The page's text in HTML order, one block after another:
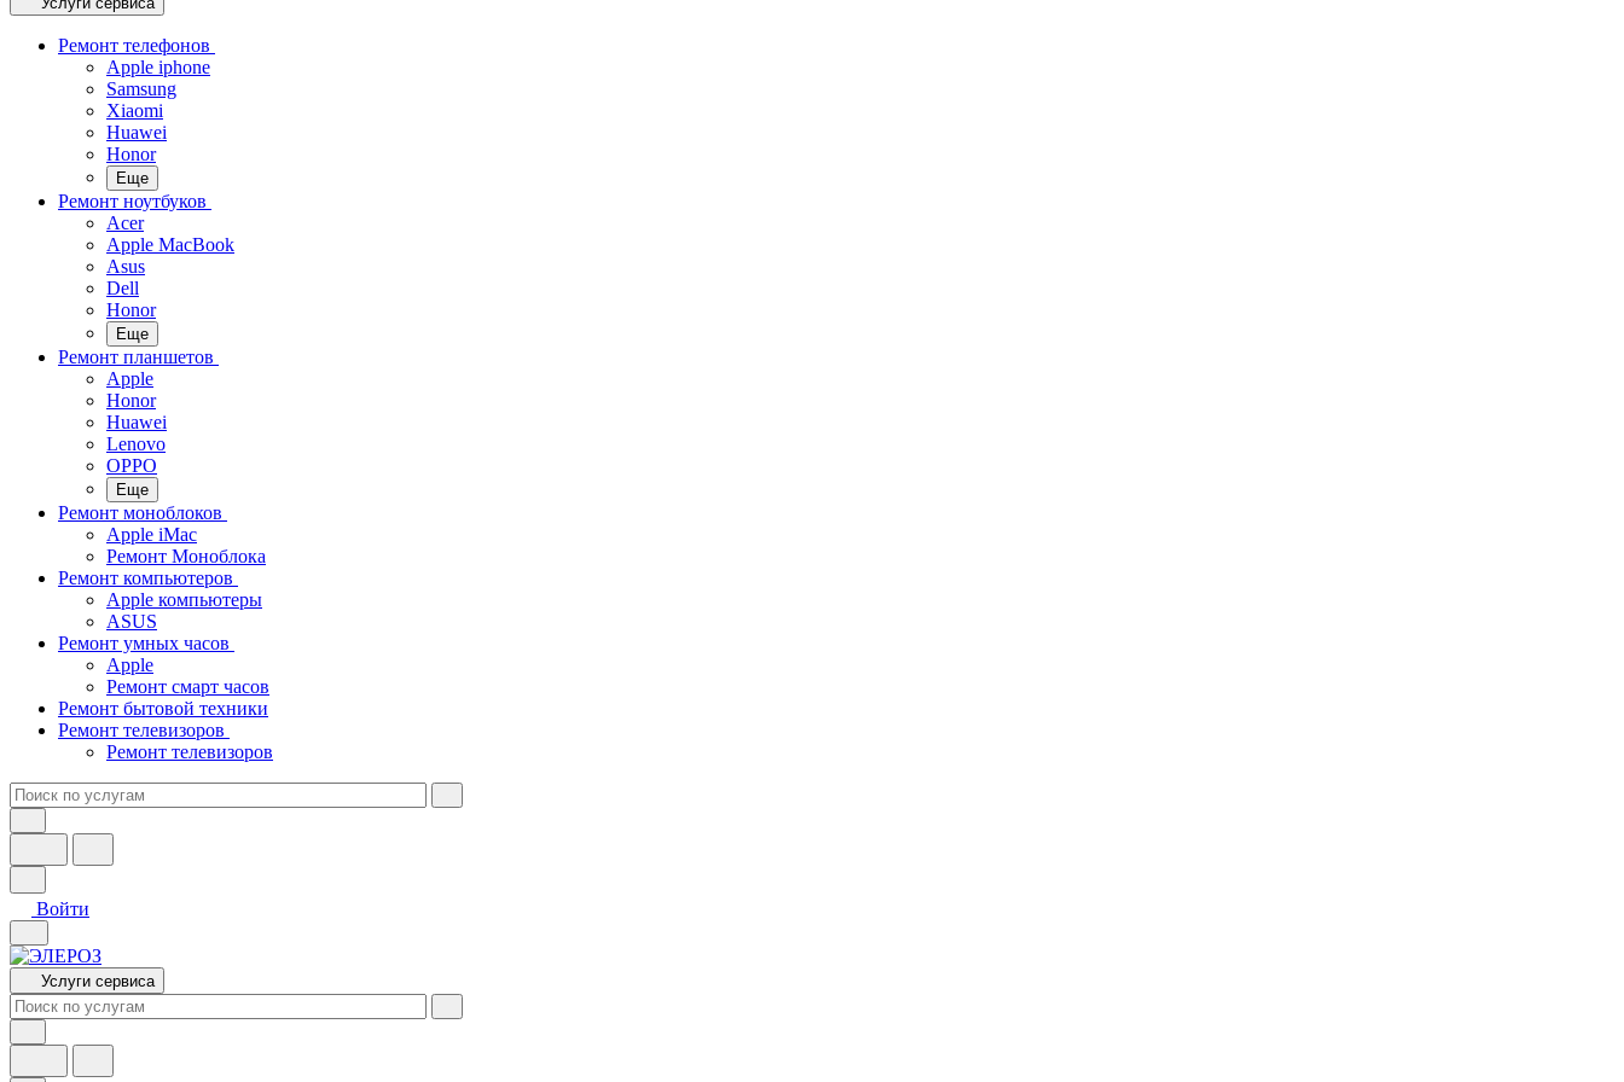
Ремонт телефонов
Apple iphone
Samsung
Xiaomi
Huawei
Honor
Еще
Ремонт ноутбуков
Acer
Apple MacBook
Asus
Dell
Honor
Еще
Ремонт планшетов
Apple
Honor
Huawei
Lenovo
OPPO
Еще
Ремонт моноблоков
Apple iMac
Ремонт Моноблока
Ремонт компьютеров
Apple компьютеры
ASUS
Ремонт умных часов
Apple
Ремонт смарт часов
Ремонт бытовой техники
Ремонт телевизоров
Ремонт телевизоров
Войти
Услуги сервиса